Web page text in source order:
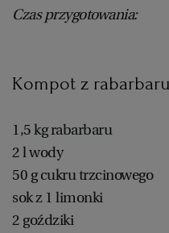
Czas przygotowania:
Kompot z
1,5 kg rabarbaru
2 l wody
50 g cukru trzcinowego
sok z 1 limonki
2 goździki